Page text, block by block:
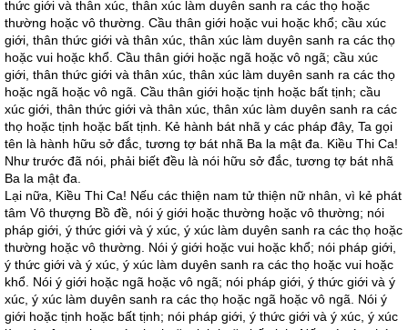
thức giới và thân xúc, thân xúc làm duyên sanh ra các thọ hoặc
thường hoặc vô thường. Cầu thân giới hoặc vui hoặc khổ; cầu xúc
giới, thân thức giới và thân xúc, thân xúc làm duyên sanh ra các thọ
hoặc vui hoặc khổ. Cầu thân giới hoặc ngã hoặc vô ngã; cầu xúc
giới, thân thức giới và thân xúc, thân xúc làm duyên sanh ra các thọ
hoặc ngã hoặc vô ngã. Cầu thân giới hoặc tịnh hoặc bất tịnh; cầu
xúc giới, thân thức giới và thân xúc, thân xúc làm duyên sanh ra các
thọ hoặc tịnh hoặc bất tịnh. Kẻ hành bát nhã y các pháp đây, Ta gọi
tên là hành hữu sở đắc, tương tợ bát nhã Ba la mật đa. Kiều Thi Ca!
Như trước đã nói, phải biết đều là nói hữu sở đắc, tương tợ bát nhã
Ba la mật đa.
Lại nữa, Kiều Thi Ca! Nếu các thiện nam tử thiện nữ nhân, vì kẻ phát
tâm Vô thượng Bồ đề, nói ý giới hoặc thường hoặc vô thường; nói
pháp giới, ý thức giới và ý xúc, ý xúc làm duyên sanh ra các thọ hoặc
thường hoặc vô thường. Nói ý giới hoặc vui hoặc khổ; nói pháp giới,
ý thức giới và ý xúc, ý xúc làm duyên sanh ra các thọ hoặc vui hoặc
khổ. Nói ý giới hoặc ngã hoặc vô ngã; nói pháp giới, ý thức giới và ý
xúc, ý xúc làm duyên sanh ra các thọ hoặc ngã hoặc vô ngã. Nói ý
giới hoặc tịnh hoặc bất tịnh; nói pháp giới, ý thức giới và ý xúc, ý xúc